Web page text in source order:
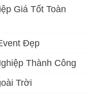
Giá Tốt Toàn
Đẹp
Thành Công
Trời